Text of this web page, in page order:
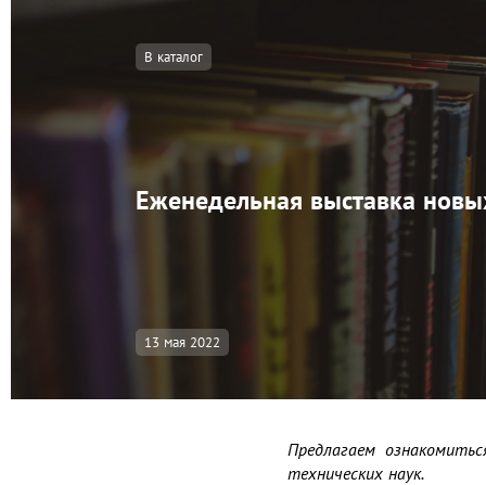
В каталог
Еженедельная выставка
13 мая 2022
Предлагаем
технических наук.